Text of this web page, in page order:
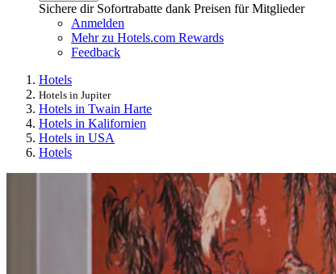
Sichere dir Sofortrabatte dank Preisen für Mitglieder
Anmelden
Mehr zu Hotels.com Rewards
Feedback
Hotels
Hotels in Jupiter
Hotels in Twain Harte
Hotels in Kalifornien
Hotels in USA
Hotels